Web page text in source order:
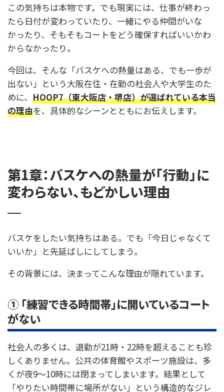
この気持ちは本物です。でも現実には、仕事が終わっ
たら日付が変わっていたり、一緒にやる仲間がいな
かったり、そもそもコートをどう確保すればいいかわ
からなかったり。
今回は、そんな「バスケへの熱量はある、でも一歩が
出ない」という大阪在住・在勤の社会人や大学生のた
めに、 HOOP7（東大阪店・堺店）が選ばれている本当
の理由を、具体的なシーンとともにお伝えします。
第1章：バスケへの熱量が「行動」に
変わらない、もどかしい理由
バスケをしたい気持ちはある。でも「今日じゃなくて
いいか」と先延ばしにしてしまう。
その背景には、決まってこんな理由が隠れています。
① 「練習できる時間帯」に開いているコート
がない
社会人の多くは、退勤が21時・22時を超えることも珍
しくありません。公共の体育館やスポーツ施設は、多
くが夜9〜10時には閉まってしまいます。結果として
「やりたい時間帯に場所がない」という構造的なジレ